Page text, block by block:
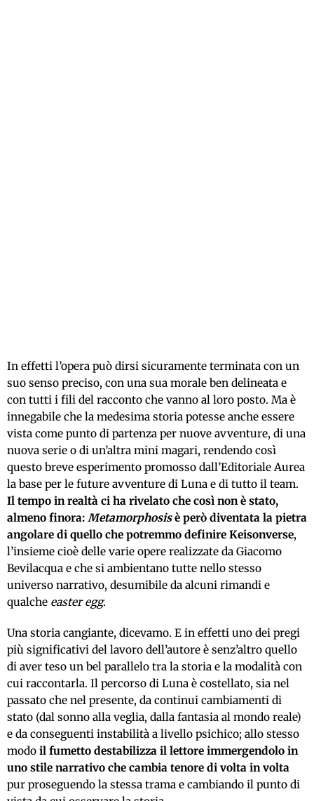
In effetti l’opera può dirsi sicuramente terminata con un
suo senso preciso, con una sua morale ben delineata e
con tutti i fili del racconto che vanno al loro posto. Ma è
innegabile che la medesima storia potesse anche essere
vista come punto di partenza per nuove avventure, di una
nuova serie o di un’altra mini magari, rendendo così
questo breve esperimento promosso dall’Editoriale Aurea
la base per le future avventure di Luna e di tutto il team.
Il tempo in realtà ci ha rivelato che così non è stato,
almeno finora: Metamorphosisè però diventata la pietra
angolare di quello che potremmo definire Keisonverse,
l’insieme cioè delle varie opere realizzate da Giacomo
Bevilacqua e che si ambientano tutte nello stesso
universo narrativo, desumibile da alcuni rimandi e
qualche easter egg.
Una storia cangiante, dicevamo. E in effetti uno dei pregi
più significativi del lavoro dell’autore è senz’altro quello
di aver teso un bel parallelo tra la storia e la modalità con
cui raccontarla. Il percorso di Luna è costellato, sia nel
passato che nel presente, da continui cambiamenti di
stato (dal sonno alla veglia, dalla fantasia al mondo reale)
e da conseguenti instabilità a livello psichico; allo stesso
modo il fumetto destabilizza il lettore immergendolo in
uno stile narrativo che cambia tenore di volta in volta
pur proseguendo la stessa trama e cambiando il punto di